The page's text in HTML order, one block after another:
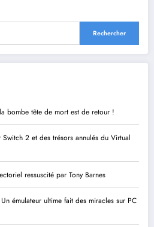
Rechercher
bombe tête de mort est de retour !
2 et des trésors annulés du Virtual
ressuscité par Tony Barnes
émulateur ultime fait des miracles sur PC